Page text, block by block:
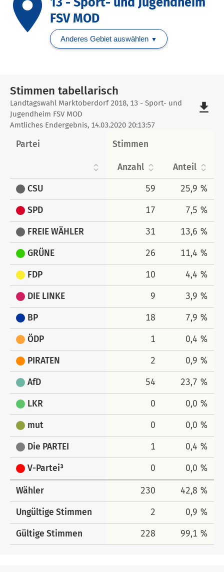
placeFSV MOD
Anderes Gebiet auswählen
Stimmen tabellarisch
Stimmen
tabellarisch
Landtagswahl Marktoberdorf 2018, 13 - Sport- und
Jugendheim FSV MOD
Amtliches Endergebnis, 14.03.2020 20:13:57
file_download
Partei Stimmen
Anzahl Anteil
CSU 59 25,9 %
SPD 17 7,5 %
FREIE WÄHLER 31 13,6 %
GRÜNE 26 11,4 %
FDP 10 4,4 %
DIE LINKE 9 3,9 %
BP 18 7,9 %
ÖDP 1 0,4 %
PIRATEN 2 0,9 %
AfD 54 23,7 %
LKR 0 0,0 %
mut 0 0,0 %
Die PARTEI 1 0,4 %
V-Partei³ 0 0,0 %
Wähler 230 42,8 %
Ungültige Stimmen 2 0,9 %
Gültige Stimmen 228 99,1 %